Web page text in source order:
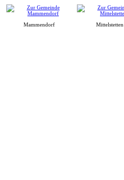
Mammendorf Mittelstetten